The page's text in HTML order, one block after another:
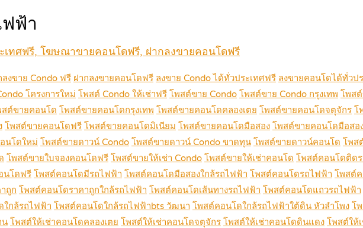
ฟ้า
เทศฟรี, โฆษณาขายคอนโดฟรี, ฝากลงขายคอนโดฟรี
ลงขาย Condo ฟรี ฝากลงขายคอนโดฟรี ลงขาย Condo ได้ทั่วประเทศฟรี ลงขายคอนโดได้ทั่วป
โครงการใหม่ โพสต์ Condo ให้เช่าฟรี โพสต์ขาย Condo โพสต์ขาย Condo กรุงเทพ โพส
สต์ขายคอนโด โพสต์ขายคอนโดกรุงเทพ โพสต์ขายคอนโดคลองเตย โพสต์ขายคอนโดจตุจักร โ
โพสต์ขายคอนโดฟรี โพสต์ขายคอนโดมิเนียม โพสต์ขายคอนโดมือสอง โพสต์ขายคอนโดมือสอ
นโดใหม่ โพสต์ขายดาวน์ Condo โพสต์ขายดาวน์ Condo ขาดทุน โพสต์ขายดาวน์คอนโด โพส
โพสต์ขายใบจองคอนโดฟรี โพสต์ขายให้เช่า Condo โพสต์ขายให้เช่าคอนโด โพสต์คอนโดติด
นโดฟรี โพสต์คอนโดมีรถไฟฟ้า โพสต์คอนโดมือสองใกล้รถไฟฟ้า โพสต์คอนโดรถไฟฟ้า โพสต์
ถูก โพสต์คอนโดราคาถูกใกล้รถไฟฟ้า โพสต์คอนโดเส้นทางรถไฟฟ้า โพสต์คอนโดแถวรถไฟฟ้า
กล้รถไฟฟ้า โพสต์คอนโดใกล้รถไฟฟ้าbts วัฒนา โพสต์คอนโดใกล้รถไฟฟ้าใต้ดิน หัวลำโพง โ
น โพสต์ให้เช่าคอนโดคลองเตย โพสต์ให้เช่าคอนโดจตุจักร โพสต์ให้เช่าคอนโดดินแดง โพสต์ให้